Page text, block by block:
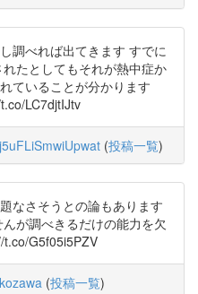
調べれば出てきます すでに
たとしてもそれが熱中症か
ていることが分かります
LC7djtIJtv
(投稿一覧)
なさそうとの論もあります
が調べきるだけの能力を欠
t.co/G5f05i5PZV
(投稿一覧)